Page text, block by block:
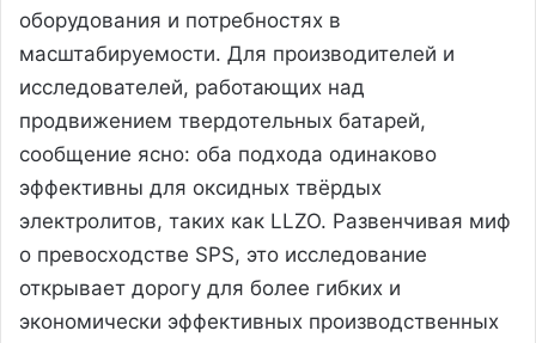
оборудования и потребностях в
масштабируемости. Для производителей и
исследователей, работающих над
продвижением твердотельных батарей,
сообщение ясно: оба подхода одинаково
эффективны для оксидных твёрдых
электролитов, таких как LLZO. Развенчивая миф
о превосходстве SPS, это исследование
открывает дорогу для более гибких и
экономически эффективных производственных